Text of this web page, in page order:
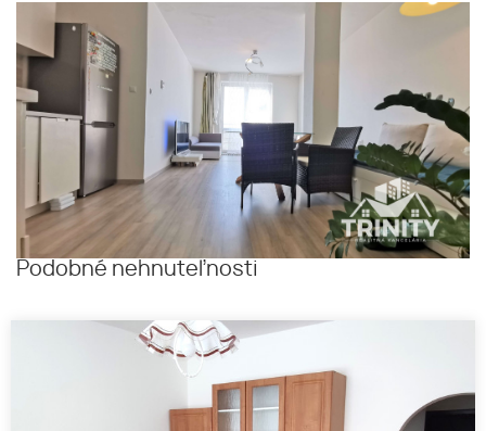
Podobné nehnuteľnosti